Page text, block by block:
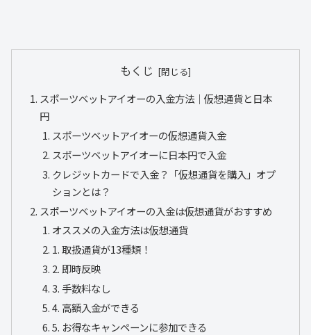
もくじ
スポーツベットアイオーの入金方法｜仮想通貨と日本
円
スポーツベットアイオーの仮想通貨入金
スポーツベットアイオーに日本円で入金
クレジットカードで入金？「仮想通貨を購入」オプ
ションとは？
スポーツベットアイオーの入金は仮想通貨がおすすめ
オススメの入金方法は仮想通貨
1. 取扱通貨が13種類！
2. 即時反映
3. 手数料なし
4. 高額入金ができる
5. お得なキャンペーンに参加できる